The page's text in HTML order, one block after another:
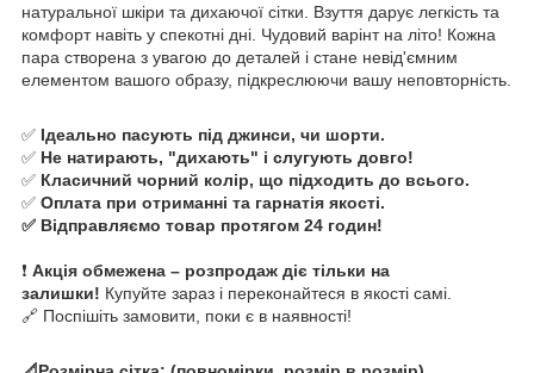
натуральної шкіри та дихаючої сітки. Взуття дарує легкість та
комфорт навіть у спекотні дні. Чудовий варінт на літо! Кожна
пара створена з увагою до деталей і стане невід'ємним
елементом вашого образу, підкреслюючи вашу неповторність.
✅ Ідеально пасують під джинси, чи шорти.
✅ Не натирають, "дихають" і слугують довго!
✅ Класичний чорний колір, що підходить до всього.
✅ Оплата при отриманні та гарнатія якості.
✅ Відправляємо товар протягом 24 годин!
❗ Акція обмежена – розпродаж діє тільки на
залишки! Купуйте зараз і переконайтеся в якості самі.
🔗 Поспішіть замовити, поки є в наявності!